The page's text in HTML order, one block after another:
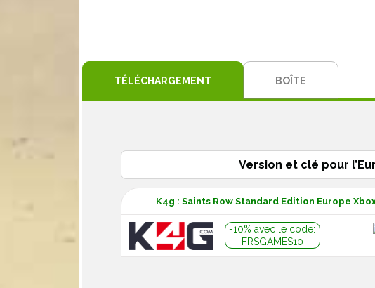
TÉLÉCHARGEMENT BOÎTE
Version et clé pour
K4g : Saints Row Standard Edition Europe
-10% avec le code:
FRSGAMES10